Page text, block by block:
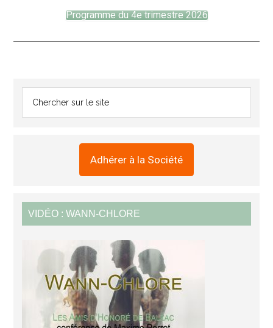
Programme du 4e trimestre 2026
Adhérer à la Société
VIDÉO : WANN-CHLORE